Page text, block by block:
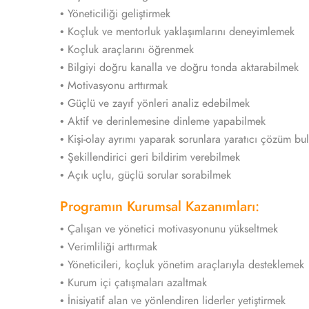
• Yöneticiliği geliştirmek
• Koçluk ve mentorluk yaklaşımlarını deneyimlemek
• Koçluk araçlarını öğrenmek
• Bilgiyi doğru kanalla ve doğru tonda aktarabilmek
• Motivasyonu arttırmak
• Güçlü ve zayıf yönleri analiz edebilmek
• Aktif ve derinlemesine dinleme yapabilmek
• Kişi-olay ayrımı yaparak sorunlara yaratıcı çözüm
• Şekillendirici geri bildirim verebilmek
• Açık uçlu, güçlü sorular sorabilmek
Programın Kurumsal Kazanımları:
• Çalışan ve yönetici motivasyonunu yükseltmek
• Verimliliği arttırmak
• Yöneticileri, koçluk yönetim araçlarıyla desteklemek
• Kurum içi çatışmaları azaltmak
• İnisiyatif alan ve yönlendiren liderler yetiştirmek